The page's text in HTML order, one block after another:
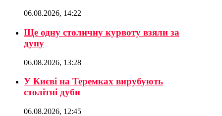
06.08.2026, 14:22
Ще одну столичну курвоту взяли за
дупу
06.08.2026, 13:28
У Києві на Теремках вирубують
столітні дуби
06.08.2026, 12:45